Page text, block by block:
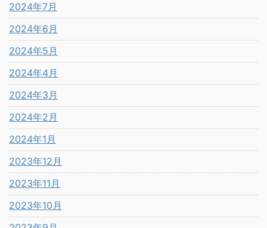
2024年7月
2024年6月
2024年5月
2024年4月
2024年3月
2024年2月
2024年1月
2023年12月
2023年11月
2023年10月